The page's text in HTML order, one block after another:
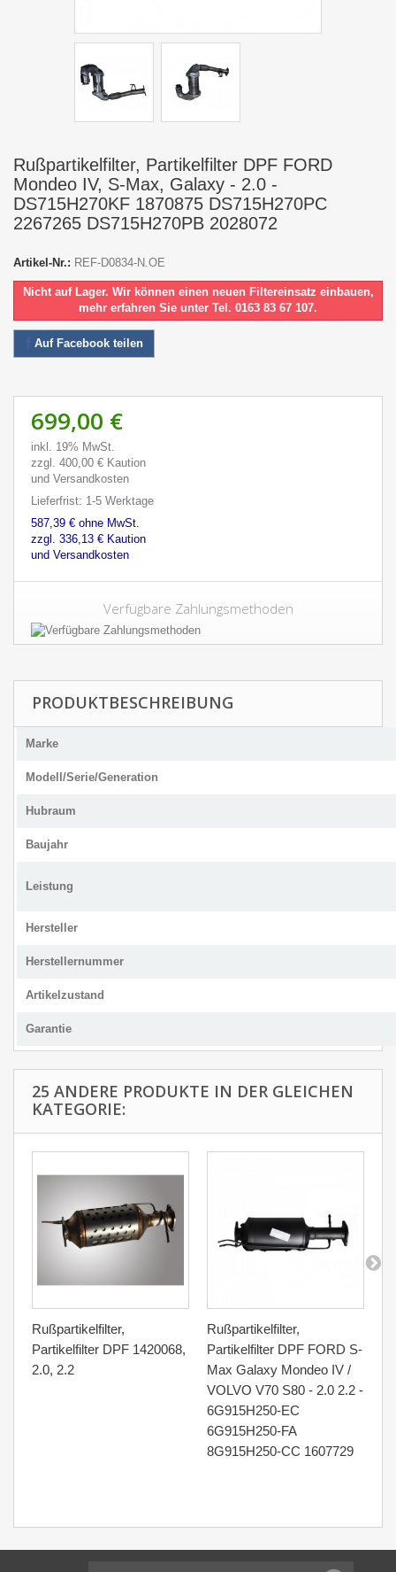
Rußpartikelfilter, Partikelfilter DPF FORD
Mondeo IV, S-Max, Galaxy - 2.0 -
DS715H270KF 1870875 DS715H270PC
2267265 DS715H270PB 2028072
Artikel-Nr.: REF-D0834-N.OE
Nicht auf Lager. Wir können einen neuen Filtereinsatz einbauen,
mehr erfahren Sie unter Tel. 0163 83 67 107.
Auf Facebook teilen
699,00 €
inkl. 19% MwSt.
zzgl. 400,00 € Kaution
und Versandkosten
Lieferfrist: 1-5 Werktage
587,39 € ohne MwSt.
zzgl. 336,13 € Kaution
und Versandkosten
Verfügbare Zahlungsmethoden
PRODUKTBESCHREIBUNG
Marke
Modell/Serie/Generation
Hubraum
Baujahr
Leistung
Hersteller
Herstellernummer
Artikelzustand
Garantie
25 ANDERE PRODUKTE IN DER GLEICHEN
KATEGORIE:
Rußpartikelfilter,
Partikelfilter DPF 1420068,
2.0, 2.2
Rußpartikelfilter,
Partikelfilter DPF FORD S-
Max Galaxy Mondeo IV /
VOLVO V70 S80 - 2.0 2.2 -
6G915H250-EC
6G915H250-FA
8G915H250-CC 1607729